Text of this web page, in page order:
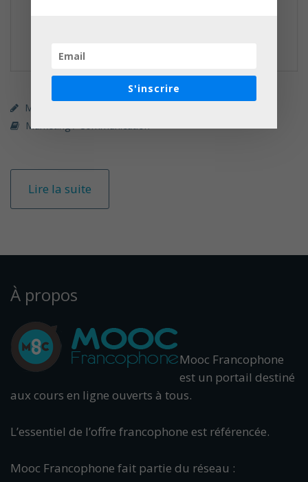
MOOC (gratuit)
Marketing / Communication
Lire la suite
À propos
Mooc Francophone
est un portail destiné
aux cours en ligne ouverts à tous.
L’essentiel de l’offre francophone est référencée.
Mooc Francophone fait partie du réseau :
S'inscrire